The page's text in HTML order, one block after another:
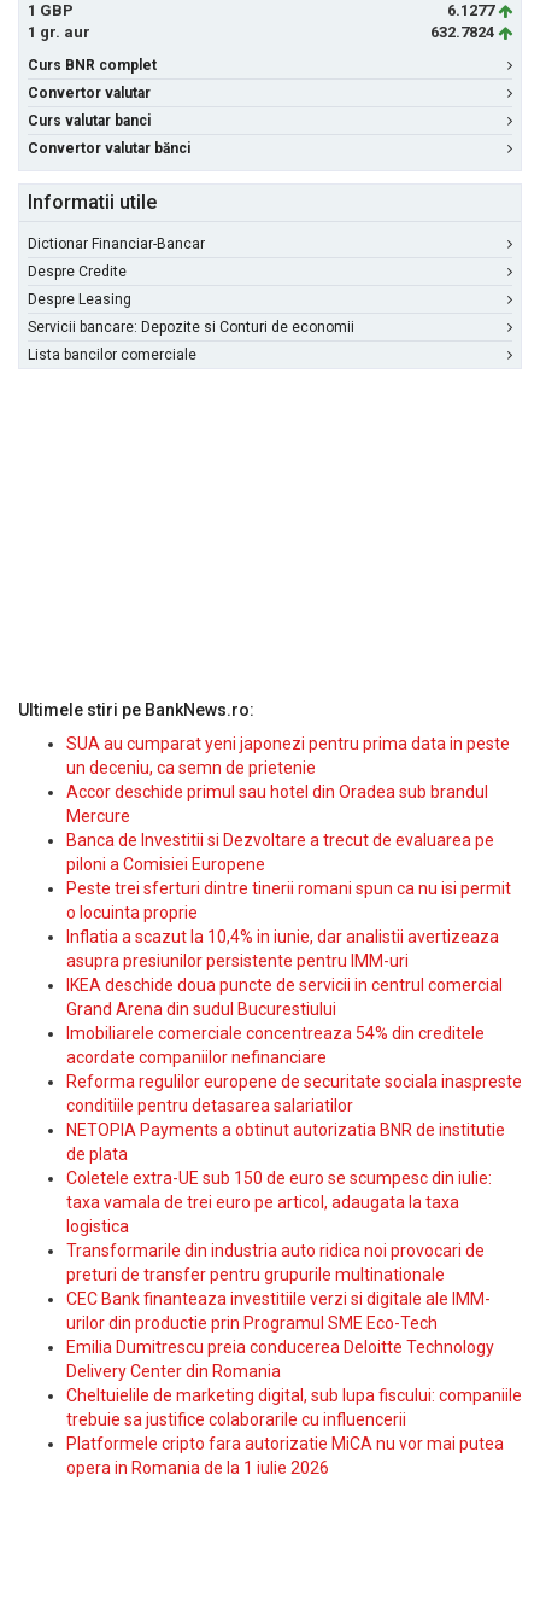
1 GBP
6.1277
1 gr. aur
632.7824
Curs BNR complet
Convertor valutar
Curs valutar banci
Convertor valutar bănci
Informatii utile
Dictionar Financiar-Bancar
Despre Credite
Despre Leasing
Servicii bancare: Depozite si Conturi de economii
Lista bancilor comerciale
Ultimele stiri pe BankNews.ro:
SUA au cumparat yeni japonezi pentru prima data in peste
un deceniu, ca semn de prietenie
Accor deschide primul sau hotel din Oradea sub brandul
Mercure
Banca de Investitii si Dezvoltare a trecut de evaluarea pe
piloni a Comisiei Europene
Peste trei sferturi dintre tinerii romani spun ca nu isi permit
o locuinta proprie
Inflatia a scazut la 10,4% in iunie, dar analistii avertizeaza
asupra presiunilor persistente pentru IMM-uri
IKEA deschide doua puncte de servicii in centrul comercial
Grand Arena din sudul Bucurestiului
Imobiliarele comerciale concentreaza 54% din creditele
acordate companiilor nefinanciare
Reforma regulilor europene de securitate sociala inaspreste
conditiile pentru detasarea salariatilor
NETOPIA Payments a obtinut autorizatia BNR de institutie
de plata
Coletele extra-UE sub 150 de euro se scumpesc din iulie:
taxa vamala de trei euro pe articol, adaugata la taxa
logistica
Transformarile din industria auto ridica noi provocari de
preturi de transfer pentru grupurile multinationale
CEC Bank finanteaza investitiile verzi si digitale ale IMM-
urilor din productie prin Programul SME Eco-Tech
Emilia Dumitrescu preia conducerea Deloitte Technology
Delivery Center din Romania
Cheltuielile de marketing digital, sub lupa fiscului: companiile
trebuie sa justifice colaborarile cu influencerii
Platformele cripto fara autorizatie MiCA nu vor mai putea
opera in Romania de la 1 iulie 2026